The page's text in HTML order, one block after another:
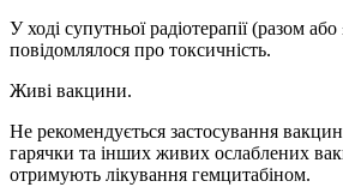
У ході супутньої радіотерапії (разом
повідомлялося про токсичність.
Живі вакцини.
Не рекомендується застосування
гарячки та інших живих ослаблених
отримують лікування гемцитабіном.